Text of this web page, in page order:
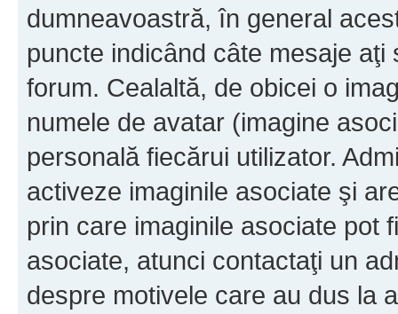
dumneavoastră, în general
puncte indicând câte mesaje
forum. Cealaltă, de obicei o
numele de avatar (imagine
personală fiecărui utilizator.
activeze imaginile asociate şi
prin care imaginile asociate pot
asociate, atunci contactaţi un
despre motivele care au dus la